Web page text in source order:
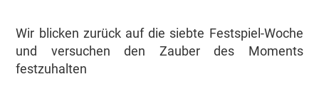
Wir blicken zurück auf die siebte Festspiel-Woche
und versuchen den Zauber des Moments
festzuhalten